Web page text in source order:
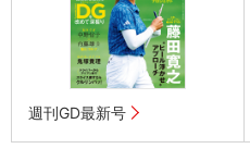
週刊GD最新号